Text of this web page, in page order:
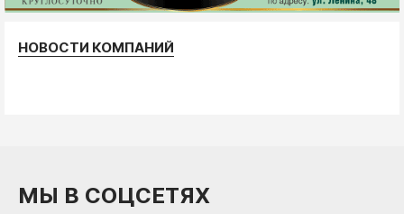
НОВОСТИ КОМПАНИЙ
МЫ В СОЦСЕТЯХ